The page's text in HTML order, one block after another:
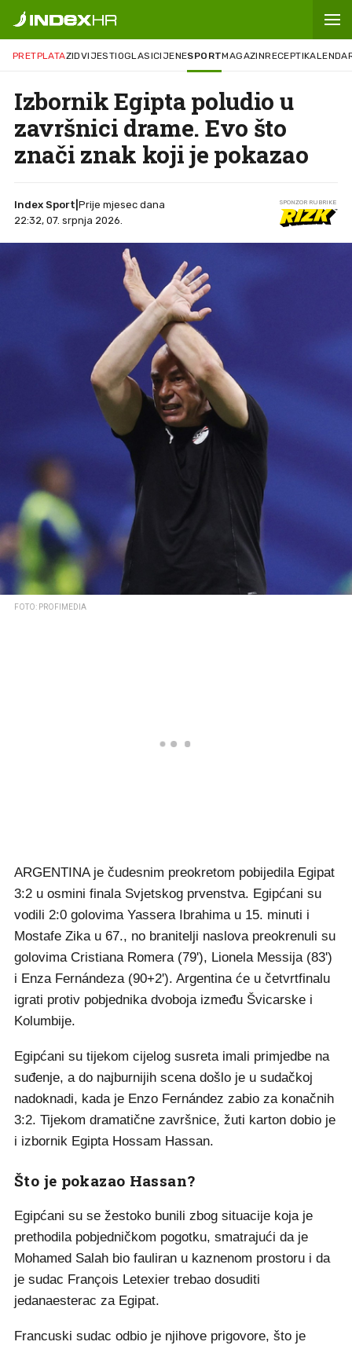
PRETPLATAZIDVIJESTIOGLASICIJENESPORTMAGAZINRECEPTI
Izbornik Egipta poludio u
završnici drame. Evo što
znači znak koji je pokazao
Index Sport
Prije mjesec dana
22:32, 07. srpnja 2026.
SPONZOR RUBRIKE
FOTO: PROFIMEDIA
ARGENTINA je čudesnim preokretom pobijedila Egipat
3:2 u osmini finala Svjetskog prvenstva. Egipćani su
vodili 2:0 golovima Yassera Ibrahima u 15. minuti i
Mostafe Zika u 67., no branitelji naslova preokrenuli su
golovima Cristiana Romera (79'), Lionela Messija (83')
i Enza Fernándeza (90+2'). Argentina će u četvrtfinalu
igrati protiv pobjednika dvoboja između Švicarske i
Kolumbije.
Egipćani su tijekom cijelog susreta imali primjedbe na
suđenje, a do najburnijih scena došlo je u sudačkoj
nadoknadi, kada je Enzo Fernández zabio za konačnih
3:2. Tijekom dramatične završnice, žuti karton dobio je
i izbornik Egipta Hossam Hassan.
Što je pokazao Hassan?
Egipćani su se žestoko bunili zbog situacije koja je
prethodila pobjedničkom pogotku, smatrajući da je
Mohamed Salah bio fauliran u kaznenom prostoru i da
je sudac François Letexier trebao dosuditi
jedanaesterac za Egipat.
Francuski sudac odbio je njihove prigovore, što je